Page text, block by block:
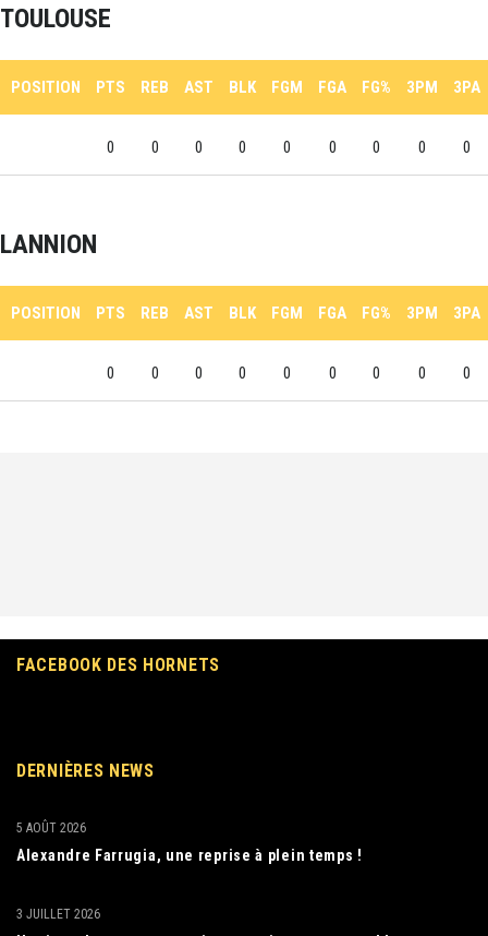
TOULOUSE
POSITION PTS REB AST BLK FGM FGA FG% 3PM 3PA
0 0 0 0 0 0 0 0 0
LANNION
POSITION PTS REB AST BLK FGM FGA FG% 3PM 3PA
0 0 0 0 0 0 0 0 0
FACEBOOK DES HORNETS
DERNIÈRES NEWS
Alexandre Farrugia, une reprise à plein temps !
5 AOÛT 2026
3 JUILLET 2026